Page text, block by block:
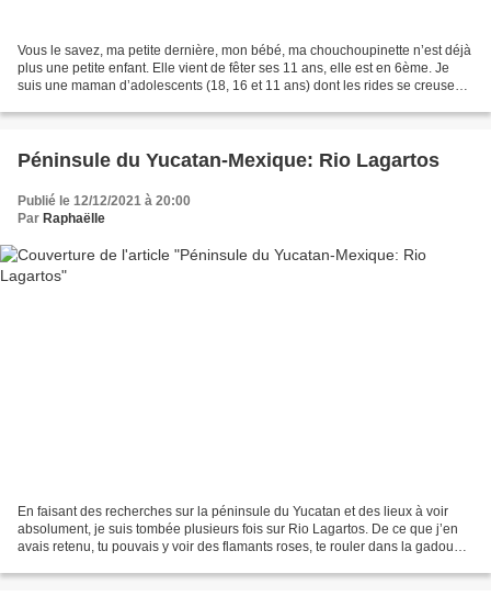
Vous le savez, ma petite dernière, mon bébé, ma chouchoupinette n’est déjà
plus une petite enfant. Elle vient de fêter ses 11 ans, elle est en 6ème. Je
suis une maman d’adolescents (18, 16 et 11 ans) dont les rides se creusent
Péninsule du Yucatan-Mexique: Rio Lagartos
Publié le 12/12/2021 à 20:00
Par Raphaëlle
En faisant des recherches sur la péninsule du Yucatan et des lieux à voir
absolument, je suis tombée plusieurs fois sur Rio Lagartos. De ce que j’en
avais retenu, tu pouvais y voir des flamants roses, te rouler dans la gadoue